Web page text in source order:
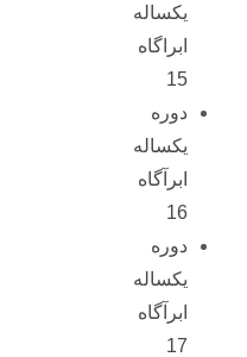
یکساله
ابراگاه
15
دوره
یکساله
ابرآگاه
16
دوره
یکساله
ابرآگاه
17